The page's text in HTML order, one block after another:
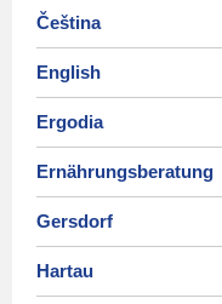
Čeština
English
Ergodia
Ernährungsberatung
Gersdorf
Hartau